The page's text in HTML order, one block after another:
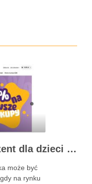
Pomysły na idealny prezent dla dzieci z BSKToys
może być
na rynku